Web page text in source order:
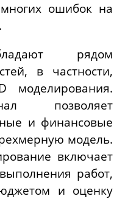
ошибок на
рядом
в частности,
позволяет
и финансовые
модель.
включает
работ,
и оценку